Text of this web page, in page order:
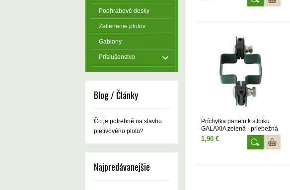
Podhrabové dosky
Zatienenie plotov
Gabiony
Príslušenstvo
Blog / Články
Čo je potrebné na stavbu
pletivového plotu?
Najpredávanejšie
Príchytka panelu k stĺpiku
GALAXIA zelená - priebežná
1,90 €